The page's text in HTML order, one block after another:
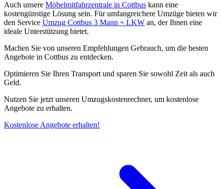
Auch unsere Möbelmitfahrzentrale in Cottbus kann eine
kostengünstige Lösung sein. Für umfangreichere Umzüge bieten wir
den Service Umzug Cottbus 3 Mann + LKW an, der Ihnen eine
ideale Unterstützung bietet.
Machen Sie von unseren Empfehlungen Gebrauch, um die besten
Angebote in Cottbus zu entdecken.
Optimieren Sie Ihren Transport und sparen Sie sowohl Zeit als auch
Geld.
Nutzen Sie jetzt unseren Umzugskostenrechner, um kostenlose
Angebote zu erhalten.
Kostenlose Angebote erhalten!